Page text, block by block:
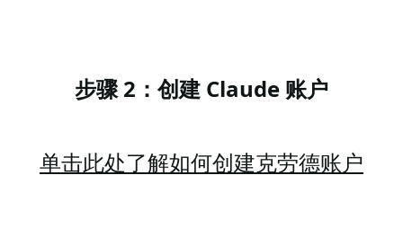
步骤 2：创建 Claude 账户
单击此处了解如何创建克劳德账户